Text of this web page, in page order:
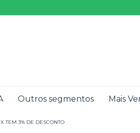
Outros segmentos Mais
TEM 3% DE DESCONTO